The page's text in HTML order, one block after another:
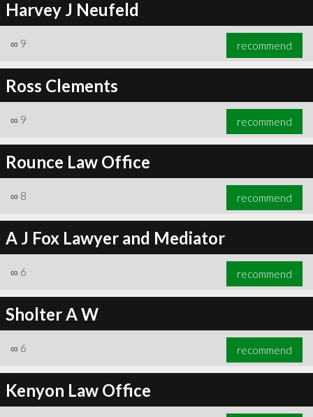
Harvey J Neufeld
∞ 9 recommend
Ross Clements
∞ 9 recommend
Rounce Law Office
∞ 8 recommend
A J Fox Lawyer and Mediator
∞ 6 recommend
Sholter A W
∞ 6 recommend
Kenyon Law Office